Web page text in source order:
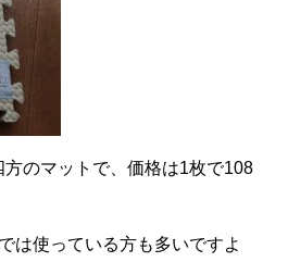
のマットで、価格は1枚で108
は使っている方も多いですよ